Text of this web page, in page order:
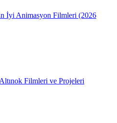
İyi Animasyon Filmleri (2026
Filmleri ve Projeleri